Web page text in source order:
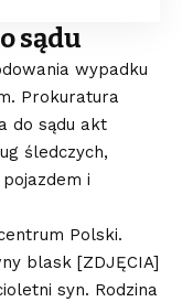
sądu
wypadku
Prokuratura
do sądu akt
śledczych,
i
Polski.
blask [ZDJĘCIA]
syn. Rodzina